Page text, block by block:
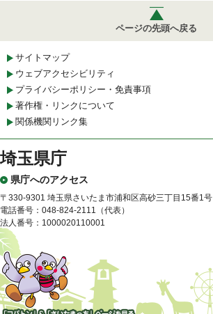
ページの先頭へ戻る
サイトマップ
ウェブアクセシビリティ
プライバシーポリシー・免責事項
著作権・リンクについて
関係機関リンク集
埼玉県庁
県庁へのアクセス
〒330-9301 埼玉県さいたま市浦和区高砂三丁目15番1号
電話番号：048-824-2111（代表）
法人番号：1000020110001